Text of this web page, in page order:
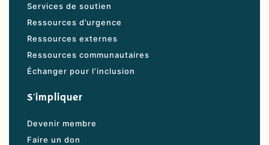
Services de soutien
Ressources d’urgence
Ressources externes
Ressources communautaires
Échanger pour l’inclusion
S'impliquer
Devenir membre
Faire un don